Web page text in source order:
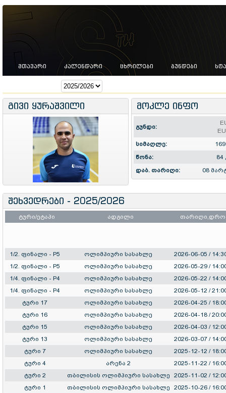
ᲛᲗᲐᲕᲐᲠᲘ ᲙᲐᲚᲔᲜᲓᲐᲠᲘ ᲪᲮᲠᲘᲚᲔᲑᲘ ᲒᲣᲜᲓᲔᲑᲘ
გივი ყურაშვილი მოკლე ინფო
გუნდი:
სიმაღლე:
წონა:
84
დაბ. თარიღი:
08
შეხვედრები - 2025/2026
ტური/ეტაპი ადგილი თარიღი,დრო
1/2. ფინალი - P5 ოლიმპიური სასახლე
2026-06-05 /
1/2. ფინალი - P5
ოლიმპიური სასახლე
2026-05-29 /
1/4. ფინალი - P4
ოლიმპიური სასახლე
2026-05-22 /
1/4. ფინალი - P4
ოლიმპიური სასახლე
2026-05-12 /
ტური 17
ოლიმპიური სასახლე
2026-04-25 /
ტური 16
ოლიმპიური სასახლე
2026-04-18 /
ტური 15
ოლიმპიური სასახლე
2026-04-03 /
ტური 13
ოლიმპიური სასახლე
2026-03-07 /
ტური 7
ოლიმპიური სასახლე
2025-12-12 /
ტური 4
არენა 2
2025-11-22 /
ტური 2
თბილისის ოლიმპიური სასახლე
2025-11-02 /
ტური 1
თბილისის ოლიმპიური სასახლე 2025-10-26 /